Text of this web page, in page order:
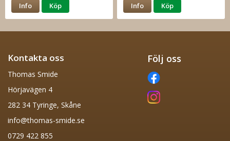
Info Köp Info Köp
Kontakta oss
Thomas Smide
Hörjavägen 4
282 34 Tyringe, Skåne
info@thomas-smide.se
0729 422 855
Följ oss